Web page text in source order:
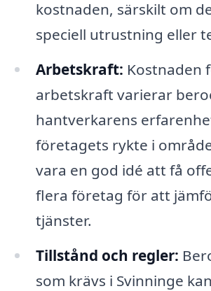
kostnaden, särskilt om
speciell utrustning eller
Arbetskraft: Kostnaden
arbetskraft varierar
hantverkarens
företagets rykte i
vara en god idé att få
flera företag för att
tjänster.
Tillstånd och regler:
som krävs i Svinninge